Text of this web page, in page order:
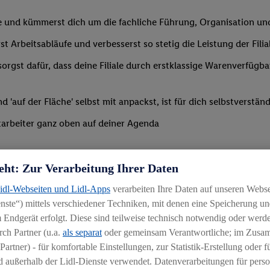
kümmerst dich um die fachliche Führung, Organisation
Arbeitsabläufe und verbesserst so stetig die Leistung der
dafür, dass deine Filiale durch erstklassige
'auf der Fläche' selbst mit anpackst, ist für dich
ganz oben auf deiner Agenda
Branche mit Führungserfahrung in einer ähnlich
Mitarbeiter zu begeistern und zu motivieren
Zur Verarbeitung Ihrer Daten
Webseiten und Lidl-Apps verarbeiten Ihre Daten auf unseren
mittels verschiedener Techniken, mit denen eine Speicherung
erfolgt. Diese sind teilweise technisch notwendig oder
Partner (u.a. als separat oder gemeinsam Verantwortliche; im
Partner) - für komfortable Einstellungen, zur Statistik-Erstellung oder
außerhalb der Lidl-Dienste verwendet. Datenverarbeitungen für